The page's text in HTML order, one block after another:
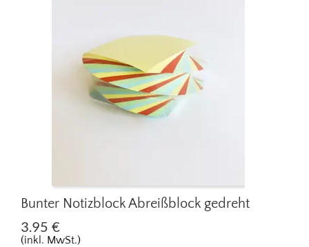
Bunter Notizblock Abreißblock gedreht
3.95 €
(inkl. MwSt.)